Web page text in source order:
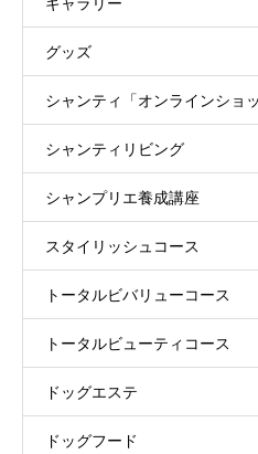
グッズ
シャンティ「オンラインショッ
シャンティリビング
シャンプリエ養成講座
スタイリッシュコース
トータルビバリューコース
トータルビューティコース
ドッグエステ
ドッグフード